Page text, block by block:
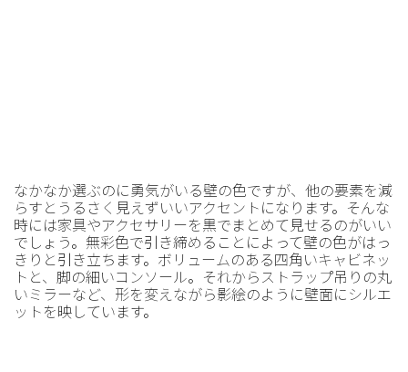
なかなか選ぶのに勇気がいる壁の色ですが、他の要素を減
らすとうるさく見えずいいアクセントになります。そんな
時には家具やアクセサリーを黒でまとめて見せるのがいい
でしょう。無彩色で引き締めることによって壁の色がはっ
きりと引き立ちます。ボリュームのある四角いキャビネッ
トと、脚の細いコンソール。それからストラップ吊りの丸
いミラーなど、形を変えながら影絵のように壁面にシルエ
ットを映しています。